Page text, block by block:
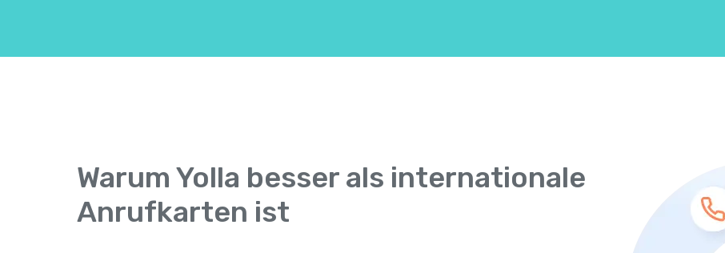
Warum Yolla besser als internationale
Anrufkarten ist